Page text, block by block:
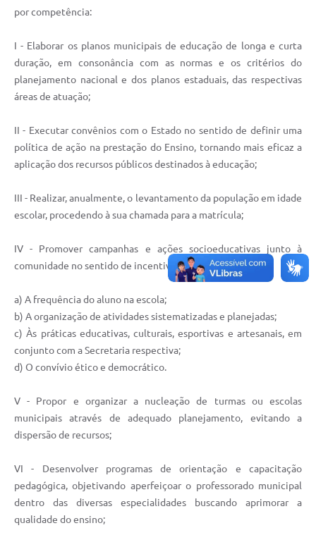
Covid -19 em Serro
Links
Galeria de Fotos
Galeria de Vídeos
Telefones Úteis
Contratos, Convênios e Publicações MROSC
Notícias
Radar da Transparência Pública
Listagem de Contribuintes Inscritos na Dívida Ativa do
Município
por competência:
I - Elaborar os planos municipais de educação de longa e curta
duração, em consonância com as normas e os critérios do
planejamento nacional e dos planos estaduais, das respectivas
áreas de atuação;
II - Executar convênios com o Estado no sentido de definir uma
política de ação na prestação do Ensino, tornando mais eficaz a
aplicação dos recursos públicos destinados à educação;
III - Realizar, anualmente, o levantamento da população em idade
escolar, procedendo à sua chamada para a matrícula;
IV - Promover campanhas e ações socioeducativas junto à
comunidade no sentido de incentivar:
a) A frequência do aluno na escola;
b) A organização de atividades sistematizadas e planejadas;
c) Às práticas educativas, culturais, esportivas e artesanais, em
conjunto com a Secretaria respectiva;
d) O convívio ético e democrático.
V - Propor e organizar a nucleação de turmas ou escolas
municipais através de adequado planejamento, evitando a
dispersão de recursos;
VI - Desenvolver programas de orientação e capacitação
pedagógica, objetivando aperfeiçoar o professorado municipal
dentro das diversas especialidades buscando aprimorar a
qualidade do ensino;